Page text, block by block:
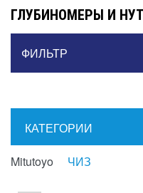
ГЛУБИНОМЕРЫ И
ФИЛЬТР
КАТЕГОРИИ
Mitutoyo ЧИЗ